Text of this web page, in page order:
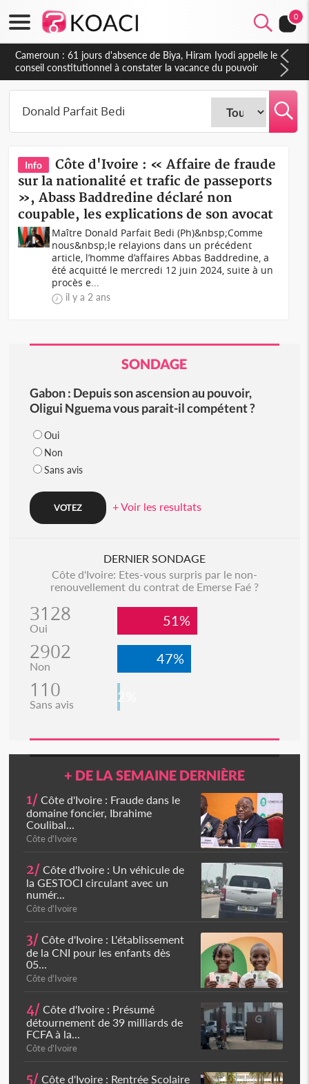
0
Cameroun : 61 jours d'absence de Biya, Hiram Iyodi appelle le
conseil constitutionnel à constater la vacance du pouvoir
Info
Côte d'Ivoire : « Affaire de fraude
sur la nationalité et trafic de passeports
», Abass Baddredine déclaré non
coupable, les explications de son avocat
Maître Donald Parfait Bedi (Ph)&nbsp;Comme
nous&nbsp;le relayions dans un précédent
article, l’homme d’affaires Abbas Baddredine, a
été acquitté le mercredi 12 juin 2024, suite à un
procès e...
il y a 2 ans
SONDAGE
Gabon : Depuis son ascension au pouvoir,
Oligui Nguema vous parait-il compétent ?
Oui
Non
Sans avis
+ Voir les resultats
DERNIER SONDAGE
Côte d'Ivoire: Etes-vous surpris par le non-
renouvellement du contrat de Emerse Faé ?
3128
Oui 51%
2902
Non 47%
110
Sans avis 2%
+ DE LA SEMAINE DERNIÈRE
1/ Côte d'Ivoire : Fraude dans le
domaine foncier, Ibrahime
Coulibal...
Côte d'Ivoire
2/ Côte d'Ivoire : Un véhicule de
la GESTOCI circulant avec un
numér...
Côte d'Ivoire
3/ Côte d'Ivoire : L'établissement
de la CNI pour les enfants dès
05...
Côte d'Ivoire
4/ Côte d'Ivoire : Présumé
détournement de 39 milliards de
FCFA à la...
Côte d'Ivoire
5/ Côte d'Ivoire : Rentrée Scolaire